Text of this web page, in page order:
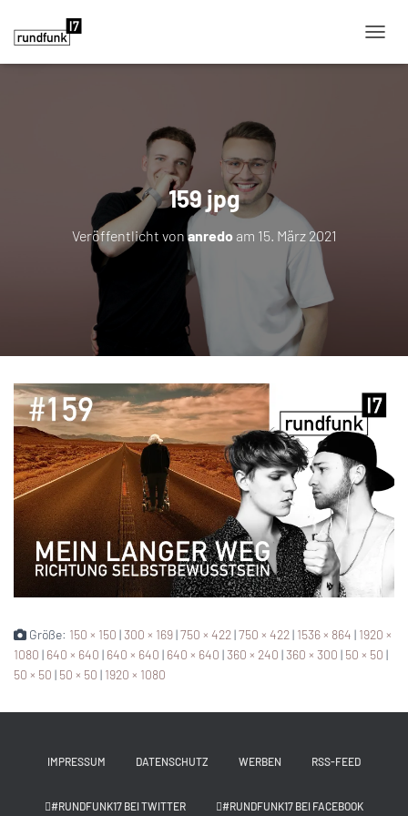
159 jpg
Veröffentlicht vonanredoam 15. März 2021
Größe: 150 × 150 |300 × 169|750 × 422|750 × 422| 1536 × 864 | 1920 ×
1080 | 640 × 640 | 640 × 640 | 640 × 640 |360 × 240 |360 × 300 | 50 × 50 |
50 × 50 | 50 × 50 | 1920 × 1080
IMPRESSUM DATENSCHUTZ WERBEN RSS-FEED
#RUNDFUNK17 BEI TWITTER #RUNDFUNK17 BEI FACEBOOK